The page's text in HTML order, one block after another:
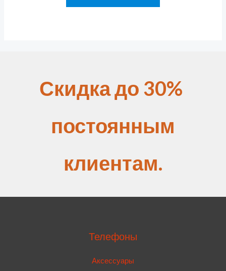
Скидка до 30%
постоянным
клиентам.
Телефоны
Аксессуары